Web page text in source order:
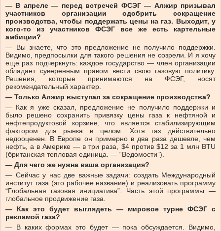
— В апреле — перед встречей ФСЭГ — Алжир призывал
участников организации одобрить сокращение
производства, чтобы поддержать цены на газ. Выходит, у
кого-то из участников ФСЭГ все же есть картельные
амбиции?
— Вы знаете, что это предложение не получило поддержки.
Видимо, предпосылки для такого решения не созрели. И я хочу
еще раз подчеркнуть: каждое государство — член организации
обладает суверенным правом вести свою газовую политику.
Решения, которые принимаются на ФСЭГ, носят
рекомендательный характер.
— Только Алжир выступал за сокращение производства?
— Как я уже сказал, предложение не получило поддержки и
было решено сохранить привязку цены газа к нефтяной и
нефтепродуктовой корзине, что является стабилизирующим
фактором для рынка в целом. Хотя газ действительно
недооценен. В Европе он примерно в два раза дешевле, чем
нефть, а в Америке — в три раза, $4 против $12 за 1 млн BTU
(британская тепловая единица. — “Ведомости”).
— Для чего же нужна ваша организация?
— Сейчас у нас две важные задачи: создать Международный
институт газа (это рабочее название) и реализовать программу
“Глобальная газовая инициатива”. Часть этой программы —
глобальное продвижение газа.
— Как это будет выглядеть — мировое турне ФСЭГ с
рекламой газа?
— В каких формах это будет — пока обсуждается. Видимо,